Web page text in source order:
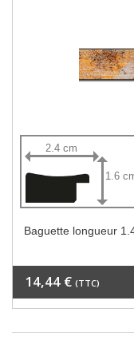
2.4 cm
1.6
Baguette longueur
14,44 € (TTC)